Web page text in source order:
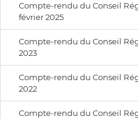
Compte-rendu du Conseil
février 2025
Compte-rendu du Conseil
2023
Compte-rendu du Conseil
2022
Compte-rendu du Conseil